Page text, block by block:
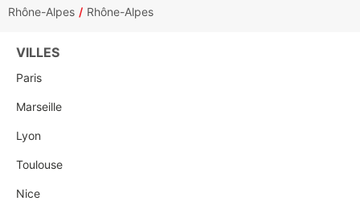
Rhône-Alpes
Rhône-Alpes
VILLES
Paris
Marseille
Lyon
Toulouse
Nice